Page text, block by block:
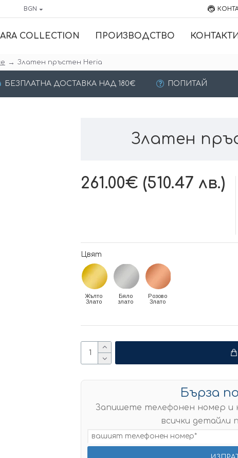
BGN
COLLECTION ПРОИЗВОДСТВО КОНТАКТИ
Златен пръстен Heria
БЕЗПЛАТНА ДОСТАВКА НАД 180€ ПОПИТАЙ
Златен
261.00€ (510.47 лв.)
Цвят
Жълто
Злато
Бяло
злато
Розово
Злато
Бърза
Запишете телефонен номер и
всички детайли